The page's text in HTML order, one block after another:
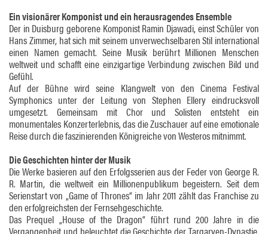
Ein visionärer Komponist und ein herausragendes Ensemble
Der in Duisburg geborene Komponist Ramin Djawadi, einst Schüler von
Hans Zimmer, hat sich mit seinem unverwechselbaren Stil international
einen Namen gemacht. Seine Musik berührt Millionen Menschen
weltweit und schafft eine einzigartige Verbindung zwischen Bild und
Gefühl.
Auf der Bühne wird seine Klangwelt von den Cinema Festival
Symphonics unter der Leitung von Stephen Ellery eindrucksvoll
umgesetzt. Gemeinsam mit Chor und Solisten entsteht ein
monumentales Konzerterlebnis, das die Zuschauer auf eine emotionale
Reise durch die faszinierenden Königreiche von Westeros mitnimmt.
Die Geschichten hinter der Musik
Die Werke basieren auf den Erfolgsserien aus der Feder von George R.
R. Martin, die weltweit ein Millionenpublikum begeistern. Seit dem
Serienstart von „Game of Thrones“ im Jahr 2011 zählt das Franchise zu
den erfolgreichsten der Fernsehgeschichte.
Das Prequel „House of the Dragon“ führt rund 200 Jahre in die
Vergangenheit und beleuchtet die Geschichte der Targaryen-Dynastie.